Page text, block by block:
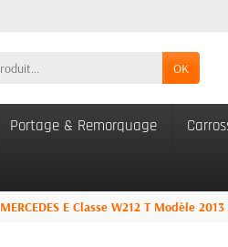
OK
Portage & Remorquage
MERCEDES E Classe W212 T Modèle